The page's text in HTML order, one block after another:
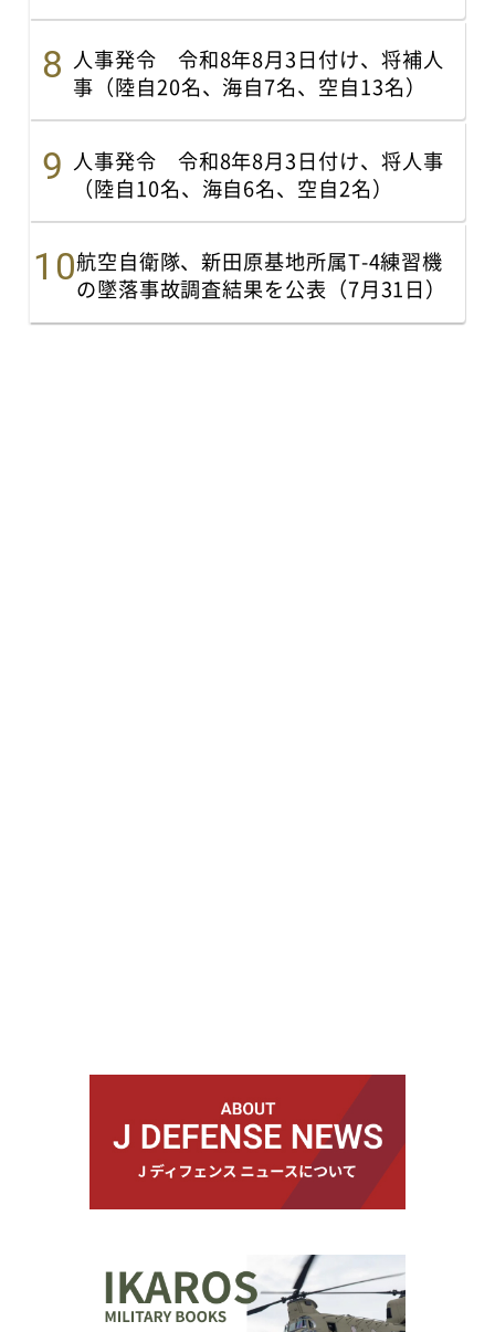
人事発令 令和8年8月3日付け、将補人
事（陸自20名、海自7名、空自13名）
人事発令 令和8年8月3日付け、将人事
（陸自10名、海自6名、空自2名）
航空自衛隊、新田原基地所属T-4練習機
の墜落事故調査結果を公表（7月31日）